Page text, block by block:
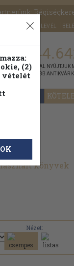
SEGÍTSÉG HÍRLEVÉL
KIADVÁNNYAL NYÚJTJUK
LEGNAGYOBB ANTIKVÁR
könyvek
Nézet:
(2)
vételét